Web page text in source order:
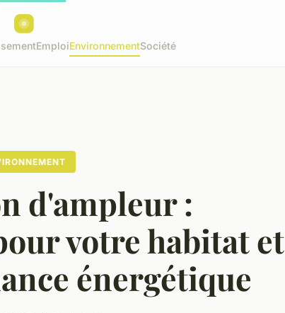
EmploiEnvironnementSociété
d'ampleur :
votre habitat et
énergétique